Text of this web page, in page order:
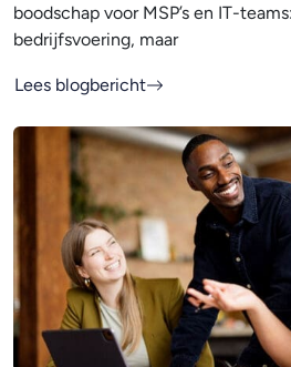
boodschap voor MSP’s en IT-
bedrijfsvoering, maar
Lees blogbericht